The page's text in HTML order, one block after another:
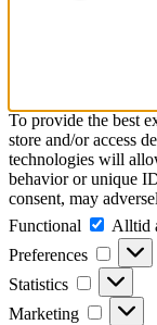
To provide the best
store and/or access
technologies will
behavior or unique
consent, may
Functional
Alltid
Preferences
Statistics Statistics
Marketing